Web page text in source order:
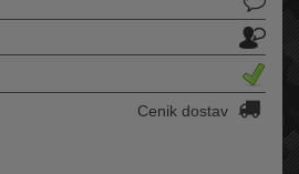
Cenik dostav